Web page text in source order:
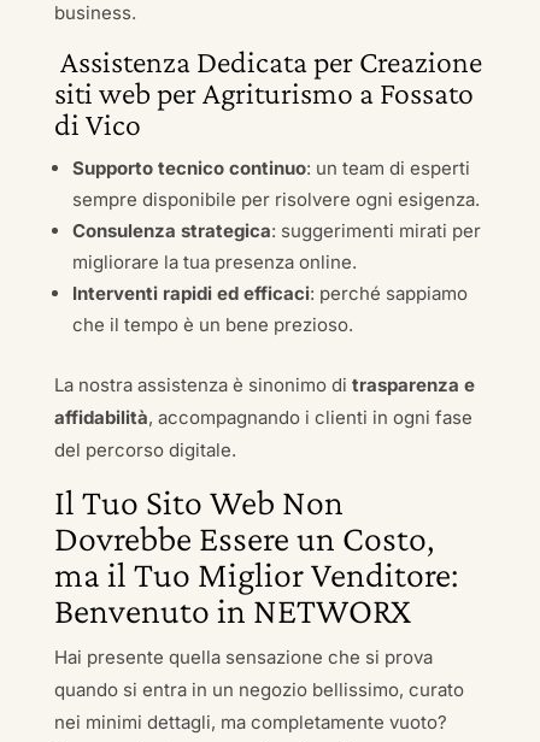
business.
Assistenza Dedicata per Creazione
siti web per Agriturismo a Fossato
di Vico
Supporto tecnico continuo: un team di esperti
sempre disponibile per risolvere ogni esigenza.
Consulenza strategica: suggerimenti mirati per
migliorare la tua presenza online.
Interventi rapidi ed efficaci: perché sappiamo
che il tempo è un bene prezioso.
La nostra assistenza è sinonimo di trasparenza e
affidabilità, accompagnando i clienti in ogni fase
del percorso digitale.
Il Tuo Sito Web Non
Dovrebbe Essere un Costo,
ma il Tuo Miglior Venditore:
Benvenuto in NETWORX
Hai presente quella sensazione che si prova
quando si entra in un negozio bellissimo, curato
nei minimi dettagli, ma completamente vuoto?